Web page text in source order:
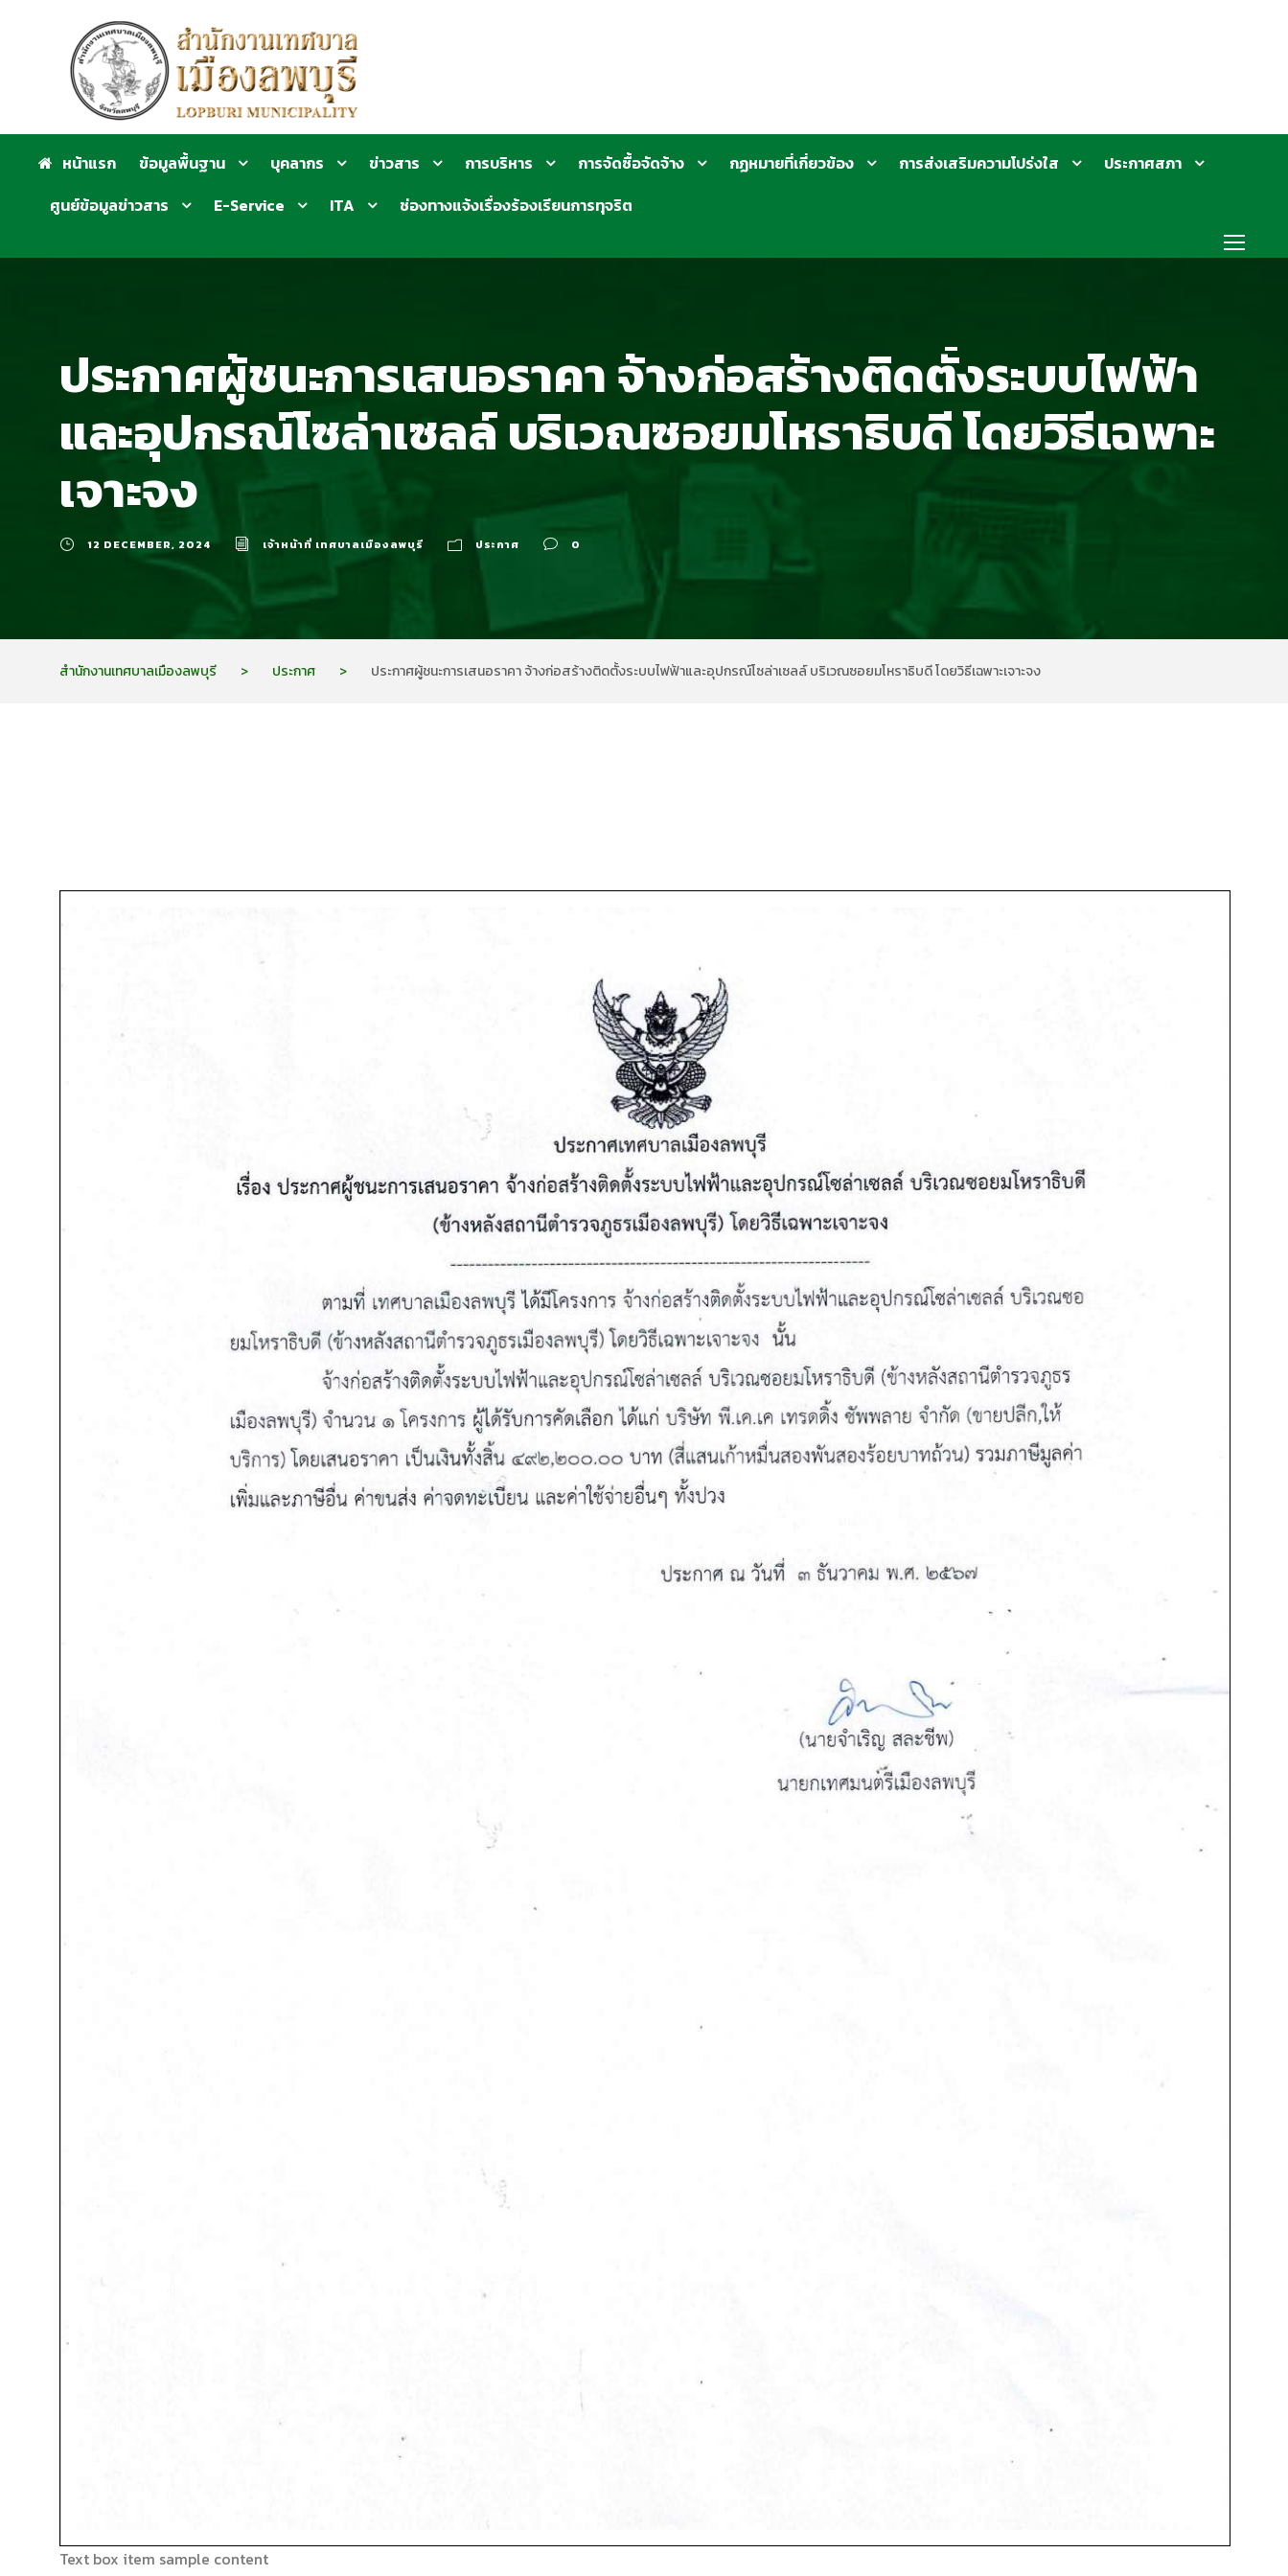
หน้าแรก ข้อมูลพื้นฐาน บุคลากร ข่าวสาร การบริหาร การจัดซื้อจัดจ้าง กฏหมายที่เกี่ยวข้อง การส่งเสริมความโปร่งใส
ประกาศสภา
ศูนย์ข้อมูลข่าวสาร
E-Service ITA ช่องทางแจ้งเรื่องร้องเรียนการทุจริต
ประกาศผู้ชนะการเสนอราคา จ้างก่อสร้างติดตั้งระบบไฟฟ้า
และอุปกรณ์โซล่าเซลล์ บริเวณซอยมโหราธิบดี โดยวิธีเฉพาะ
เจาะจง
12 DECEMBER, 2024 เจ้าหน้าที่ เทศบาลเมืองลพบุรี ประกาศ 0
สำนักงานเทศบาลเมืองลพบุรี > ประกาศ > ประกาศผู้ชนะการเสนอราคา จ้างก่อสร้างติดตั้งระบบไฟฟ้าและอุปกรณ์โซล่าเซลล์ บริเวณซอยมโหราธิบดี โดยวิธีเฉพาะเจาะจง
Text box item sample content